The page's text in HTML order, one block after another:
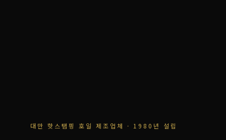
대만 핫스탬핑 호일 제조업체 · 1980년 설립